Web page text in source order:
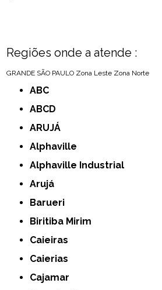
Regiões onde a atende :
GRANDE SÃO PAULO Zona Leste Zona Norte
ABC
ABCD
ARUJÁ
Alphaville
Alphaville Industrial
Arujá
Barueri
Biritiba Mirim
Caieiras
Caierias
Cajamar